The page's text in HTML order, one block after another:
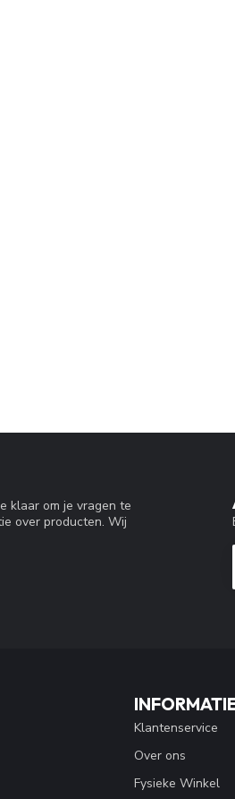
klaar om je vragen te
over producten. Wij
Klantenservice
Over ons
Fysieke Winkel